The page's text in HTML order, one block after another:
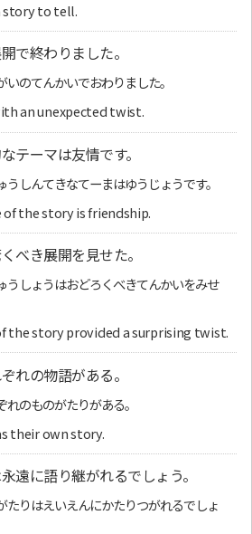
story to tell.
で終わりました。
のてんかいでおわりました。
an unexpected twist.
テーマは友情です。
しんてきなてーまはゆうじょうです。
the story is friendship.
べき展開を見せた。
うしょうはおどろくべきてんかいをみせ
the story provided a surprising twist.
れの物語がある。
のものがたりがある。
their own story.
遠に語り継がれるでしょう。
たりはえいえんにかたりつがれるでしょ